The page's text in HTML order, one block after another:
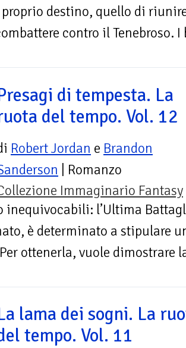
destino, quello di
contro il Tenebroso.
di tempesta. La
del tempo. Vol. 12
Robert Jordan e Brandon
| Romanzo
Immaginario Fantasy
inequivocabili: l’Ultima
è determinato a stipulare
ottenerla, vuole dimostrare
lama dei sogni. La
tempo. Vol. 11